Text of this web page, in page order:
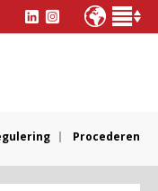
Procederen